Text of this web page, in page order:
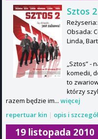
Sztos 2
Obsada:
Linda,
„Sztos” -
komedii,
to
którzy
razem będzie im... więcej
repertuar kin | opis i
19 listopada 2010